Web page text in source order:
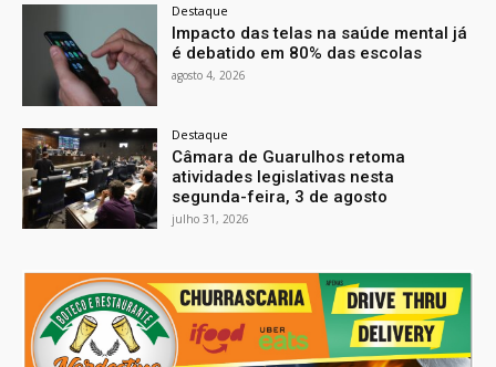
Destaque
Impacto das telas na saúde mental já
é debatido em 80% das escolas
agosto 4, 2026
Destaque
Câmara de Guarulhos retoma
atividades legislativas nesta
segunda-feira, 3 de agosto
julho 31, 2026